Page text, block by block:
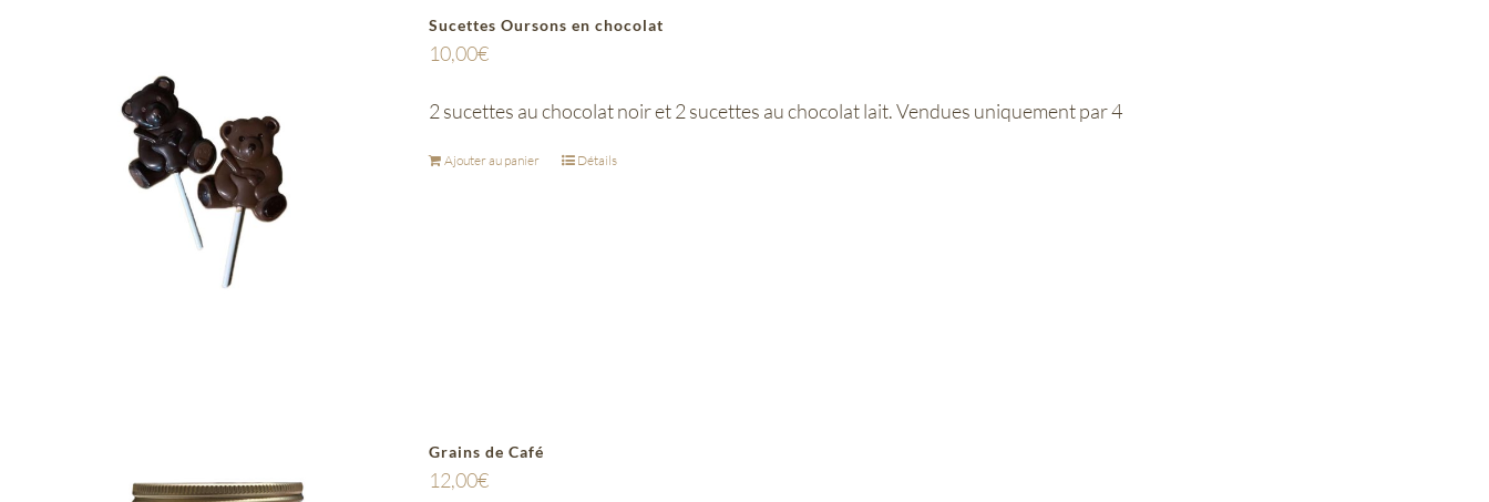
Sucettes Oursons en chocolat
10,00€
2 sucettes au chocolat noir et 2 sucettes au chocolat lait. Vendues uniquement par 4
Ajouter au panier Détails
Grains de Café
12,00€